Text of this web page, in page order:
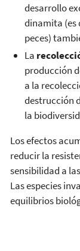
desarrollo
dinamita (es
peces)
La
producción
a la
destrucción
la
Los efectos
reducir la
sensibilidad a
Las especies
equilibrios